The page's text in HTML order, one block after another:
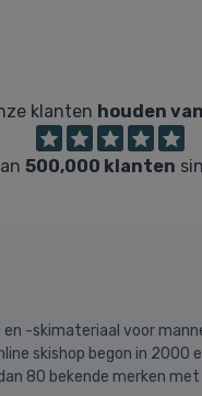
klanten houden van
500,000 klanten
-skimateriaal voor
skishop begon in 2000
80 bekende merken